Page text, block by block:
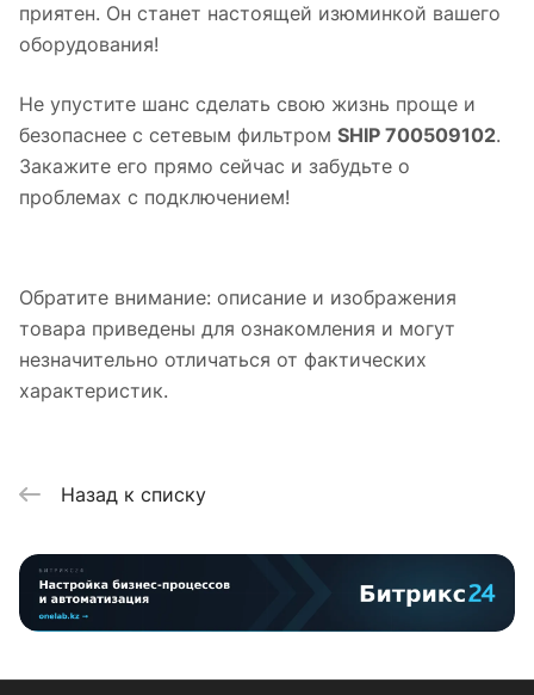
приятен. Он станет настоящей изюминкой вашего
оборудования!
Не упустите шанс сделать свою жизнь проще и
безопаснее с сетевым фильтром SHIP 700509102.
Закажите его прямо сейчас и забудьте о
проблемах с подключением!
Обратите внимание: описание и изображения
товара приведены для ознакомления и могут
незначительно отличаться от фактических
характеристик.
Назад к списку